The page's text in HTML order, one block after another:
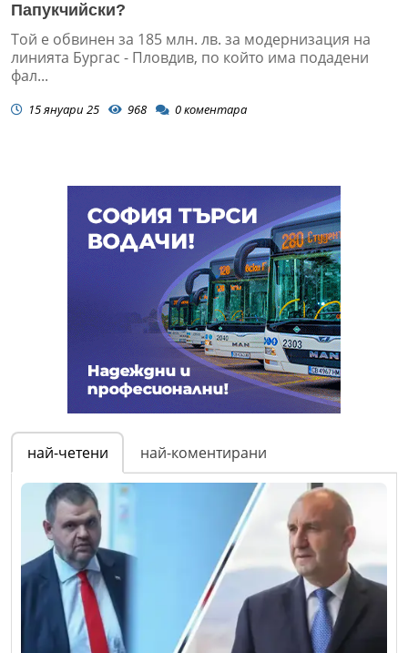
Папукчийски?
Той е обвинен за 185 млн. лв. за модернизация на
линията Бургас - Пловдив, по който има подадени
фал...
15 януари 25 968 0коментара
най-четени най-коментирани